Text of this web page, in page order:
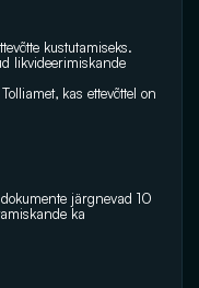
kustutamiseks.
likvideerimiskande
kas ettevõttel on
järgnevad 10
ka